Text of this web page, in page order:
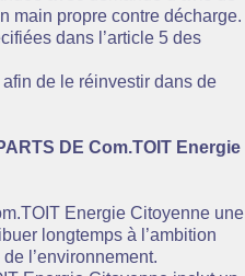
main propre contre décharge.
dans l’article 5 des
de le réinvestir dans de
DE Com.TOIT Energie
Energie Citoyenne une
longtemps à l’ambition
l’environnement.